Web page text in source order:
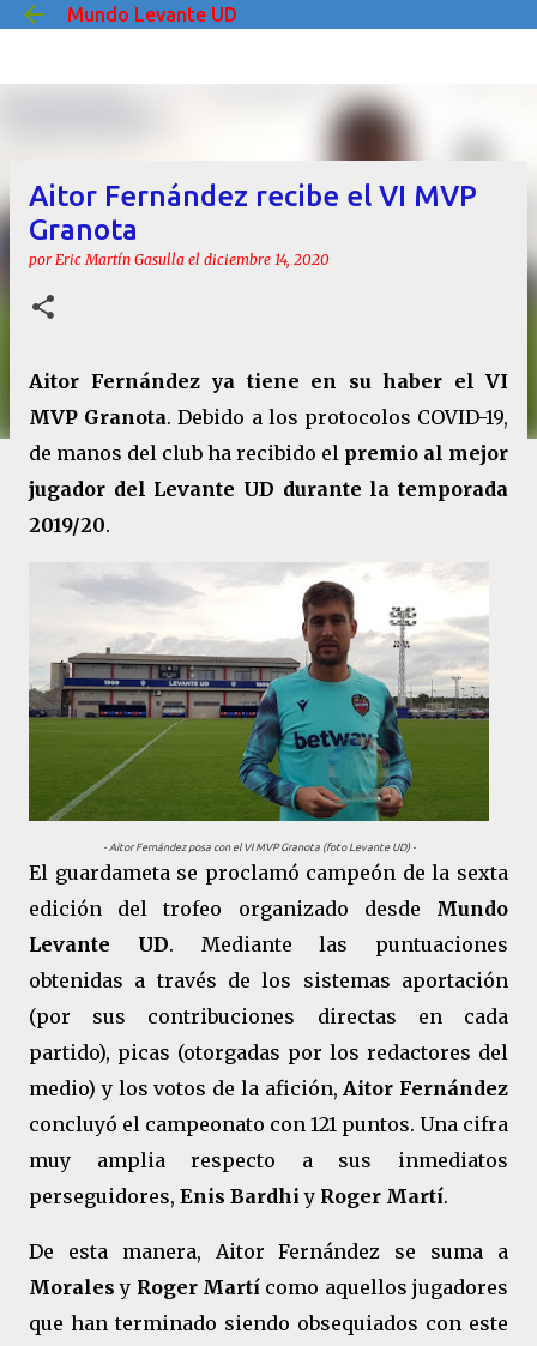
Ir al contenido principal
Mundo Levante UD
Aitor Fernández recibe el VI MVP
Granota
por Eric Martín Gasulla el diciembre 14, 2020
Aitor Fernández ya tiene en su haber el VI
MVP Granota. Debido a los protocolos COVID-19,
de manos del club ha recibido el premio al mejor
jugador del Levante UD durante la temporada
2019/20.
- Aitor Fernández posa con el VI MVP Granota (foto Levante UD) -
El guardameta se proclamó campeón de la sexta
edición del trofeo organizado desde Mundo
Levante UD. Mediante las puntuaciones
obtenidas a través de los sistemas aportación
(por sus contribuciones directas en cada
partido), picas (otorgadas por los redactores del
medio) y los votos de la afición,Aitor Fernández
concluyó el campeonato con 121 puntos. Una cifra
muy amplia respecto a sus inmediatos
perseguidores, Enis Bardhi y Roger Martí.
De esta manera, Aitor Fernández se suma a
Morales y Roger Martí como aquellos jugadores
que han terminado siendo obsequiados con este